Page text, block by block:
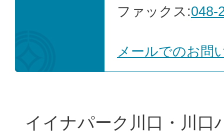
ファックス:048-
メールでのお問
イイナパーク川口・川口